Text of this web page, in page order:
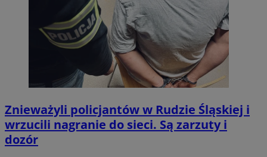
Znieważyli policjantów w Rudzie Śląskiej i
wrzucili nagranie do sieci. Są zarzuty i
dozór